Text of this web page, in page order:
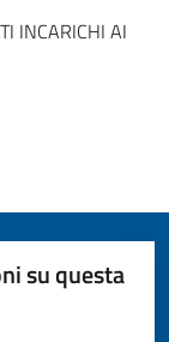
INCARICHI AI
su questa